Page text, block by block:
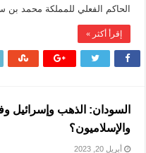
الحاكم الفعلي للمملكة محمد بن
إقرأ أكثر »
السودان: الذهب وإسرائيل
والإسلاميون؟
أبريل 20, 2023